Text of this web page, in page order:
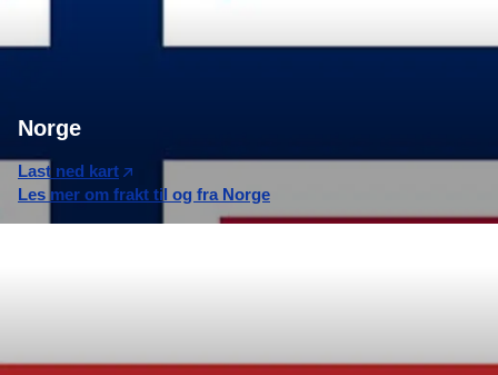
Norge
Last ned kart
Les mer om frakt til og fra Norge